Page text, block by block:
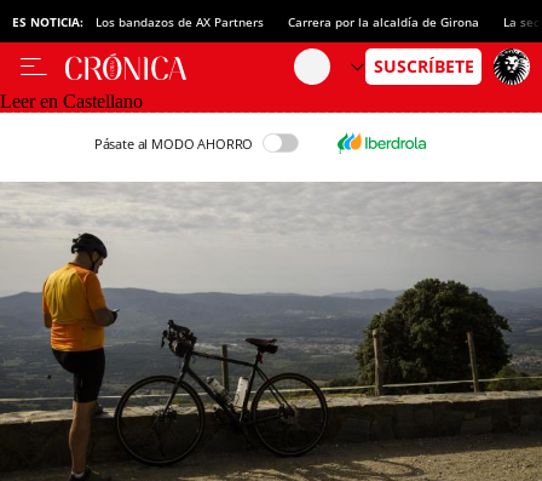
ES NOTICIA: Los bandazos de AX Partners Carrera por la alcaldía de Girona La
Leer en Castellano
Pásate al MODO AHORRO